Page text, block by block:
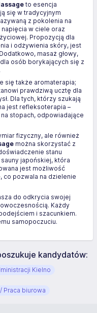
to esencja
się w tradycyjnym
z pokolenia na
w ciele oraz
Propozycją dla
i odżywienia skóry, jest
masaż głowy,
osób borykających się z
się także aromaterapia;
prawdziwą ucztę dla
Dla tych, którzy szukają
jest refleksoterapia –
stopach, odpowiadające
fizyczny, ale również
można skorzystać z
stanu
japońskiej, która
jest możliwość
co pozwala na dzielenie
do odkrycia swojej
Każdy
i szacunkiem.
samopoczuciu.
kandydatów:
Kielno
Praca biurowa